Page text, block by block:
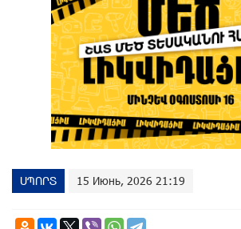
ՍՊՈՐՏ 15 Июнь, 2026 21:19